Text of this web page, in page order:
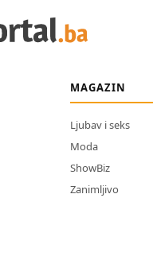
MAGAZIN
Ljubav i seks
Moda
ShowBiz
Zanimljivo